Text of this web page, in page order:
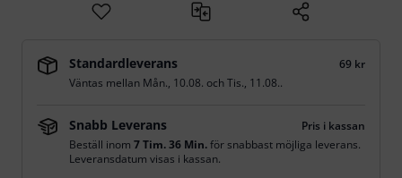
Standardleverans
69 kr
Väntas mellan Mån., 10.08. ochTis., 11.08..
Snabb Leverans
Pris i kassan
Beställ inom 7 Tim. 36 Min.för snabbast möjliga leverans.
Leveransdatum visas i kassan.